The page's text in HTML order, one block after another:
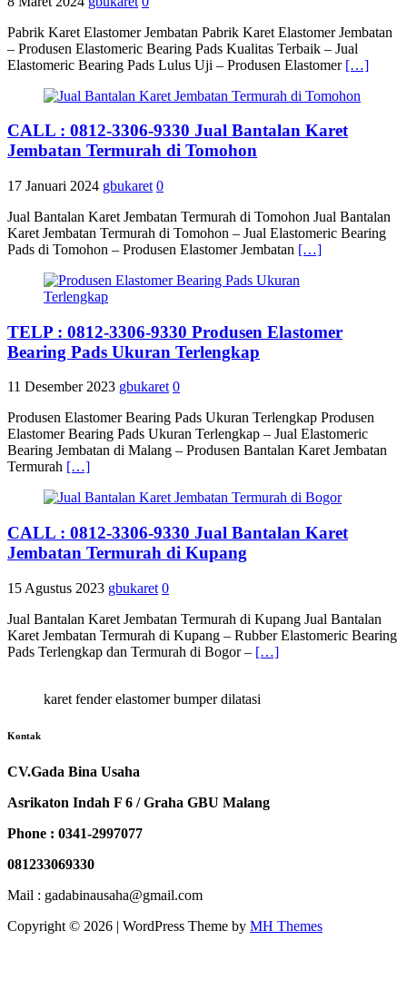
Pabrik Karet Elastomer Jembatan Pabrik Karet Elastomer Jembatan
– Produsen Elastomeric Bearing Pads Kualitas Terbaik – Jual
Elastomeric Bearing Pads Lulus Uji – Produsen Elastomer […]
CALL : 0812-3306-9330 Jual Bantalan Karet
Jembatan Termurah di Tomohon
17 Januari 2024 gbukaret 0
Jual Bantalan Karet Jembatan Termurah di Tomohon Jual Bantalan
Karet Jembatan Termurah di Tomohon – Jual Elastomeric Bearing
Pads di Tomohon – Produsen Elastomer Jembatan […]
TELP : 0812-3306-9330 Produsen Elastomer
Bearing Pads Ukuran Terlengkap
11 Desember 2023 gbukaret 0
Produsen Elastomer Bearing Pads Ukuran Terlengkap Produsen
Elastomer Bearing Pads Ukuran Terlengkap – Jual Elastomeric
Bearing Jembatan di Malang – Produsen Bantalan Karet Jembatan
Termurah […]
CALL : 0812-3306-9330 Jual Bantalan Karet
Jembatan Termurah di Kupang
15 Agustus 2023 gbukaret 0
Jual Bantalan Karet Jembatan Termurah di Kupang Jual Bantalan
Karet Jembatan Termurah di Kupang – Rubber Elastomeric Bearing
Pads Terlengkap dan Termurah di Bogor – […]
karet fender elastomer bumper dilatasi
Kontak
CV.Gada Bina Usaha
Asrikaton Indah F 6 / Graha GBU Malang
Phone : 0341-2997077
081233069330
Mail : gadabinausaha@gmail.com
Copyright © 2026 | WordPress Theme by MH Themes